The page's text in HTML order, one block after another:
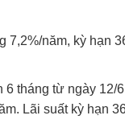
7,2%/năm, kỳ hạn
6 tháng từ ngày 12/
Lãi suất kỳ hạn